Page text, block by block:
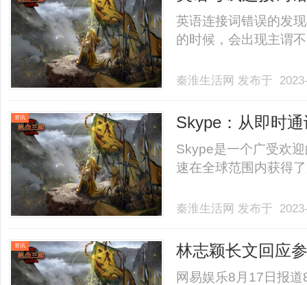
英语连接词错误的发
的时候，会出现主谓
秦淮生活网 发布于
资讯 Skype：从即时
Skype是一个广受欢
速在全球范围内获得
秦淮生活网 发布于
资讯 林志颖长文回应
网易娱乐8月17日报